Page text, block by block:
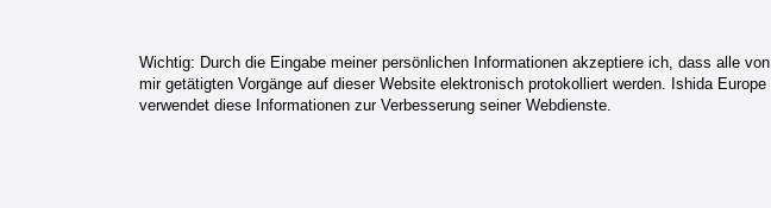
Wichtig: Durch die Eingabe meiner persönlichen Informationen akzeptiere ich, dass alle von
mir getätigten Vorgänge auf dieser Website elektronisch protokolliert werden. Ishida Europe
verwendet diese Informationen zur Verbesserung seiner Webdienste.